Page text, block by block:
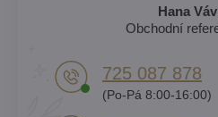
Hana
Obchodní
725 087 878​
(Po-Pá 8:00-16:00)